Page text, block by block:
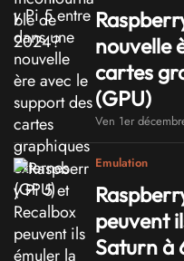
nouvelle
cartes
(GPU)
Ven 1er
Emulation
peuvent
Saturn à